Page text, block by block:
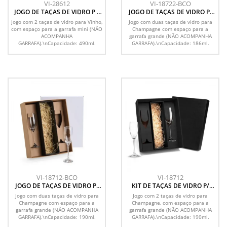
VI-28612
JOGO DE TAÇAS DE VIDRO P /
VINHO - 2 PÇS - NÃO
ACOMPANHA A GARRAFA
Jogo com 2 taças de vidro para Vinho,
com espaço para a garrafa mini (NÃO
ACOMPANHA
GARRAFA).\nCapacidade: 490ml.
VI-18722-BCO
JOGO DE TAÇAS DE VIDRO P/
CHAMPAGNE 186 ML - 2 PÇS -
NÃO ACOMPANHA A GARRAFA
Jogo com duas taças de vidro para
Champagne com espaço para a
garrafa grande (NÃO ACOMPANHA
GARRAFA).\nCapacidade: 186ml.
VI-18712-BCO
JOGO DE TAÇAS DE VIDRO P/
CHAMPAGNE 190 ML - 2 PÇS -
NÃO ACOMPANHA A GARRAFA
Jogo com duas taças de vidro para
Champagne com espaço para a
garrafa grande (NÃO ACOMPANHA
GARRAFA).\nCapacidade: 190ml.
VI-18712
KIT DE TAÇAS DE VIDRO P/
CHAMPAGNE 190 ML - 2 PÇS
Jogo com 2 taças de vidro para
Champagne, com espaço para a
garrafa grande (NÃO ACOMPANHA
GARRAFA).\nCapacidade: 190ml.